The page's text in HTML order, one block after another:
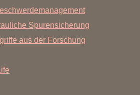
Spurensicherung
aus der Forschung